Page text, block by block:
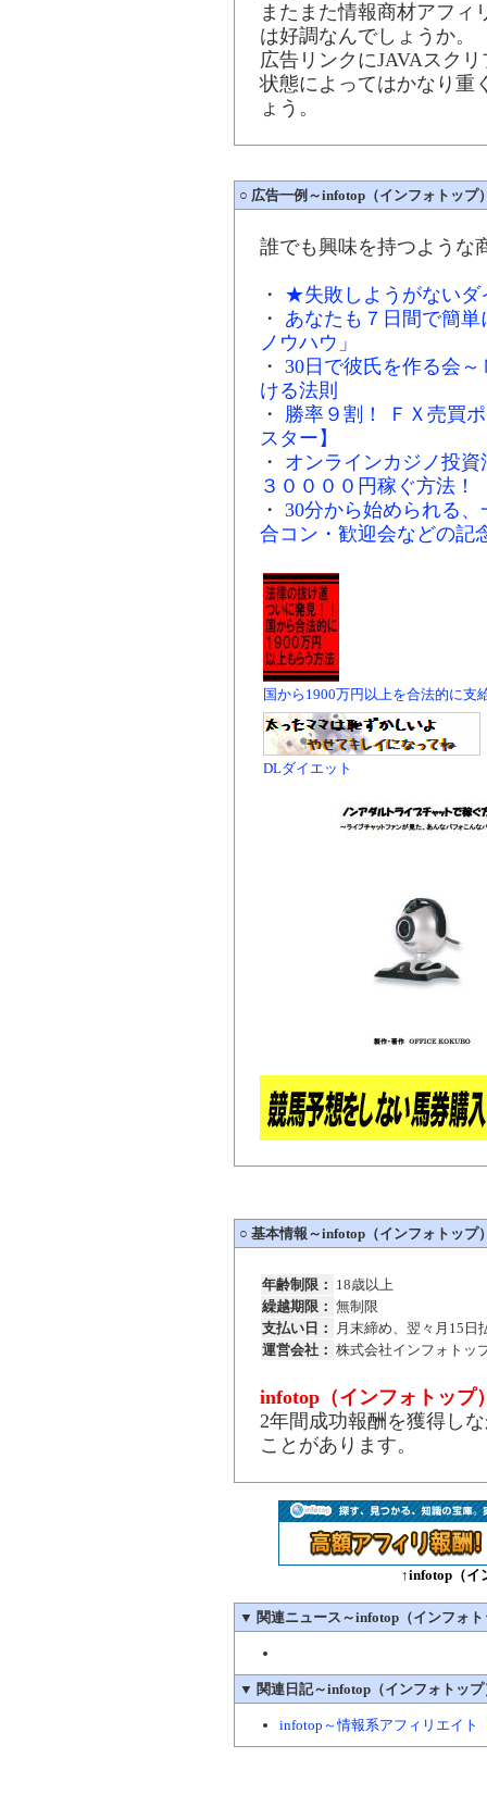
またまた情報商材アフィ
は好調なんでしょうか。
広告リンクにJAVAスク
状態によってはかなり重
ょう。
○ 広告一例～infotop（インフォトップ
誰でも興味を持つような
・ ★失敗しようがない
・ あなたも７日間で簡
ノウハウ」
・ 30日で彼氏を作る会
ける法則
・ 勝率９割！ ＦＸ売買
スター】
・ オンラインカジノ投
３００００円稼ぐ方法！
・ 30分から始められる
合コン・歓迎会などの記
国から1900万円以上を合法的に支
DLダイエット
○ 基本情報～infotop（インフォトップ
年齢制限： 18歳以上
繰越期限： 無制限
支払い日：
月末締め、翌々月15日
運営会社： 株式会社インフォトッ
infotop（インフォトップ
2年間成功報酬を獲得し
ことがあります。
↑infotop（イ
▼ 関連ニュース～infotop（インフォ
▼ 関連日記～infotop（インフォトップ
infotop～情報系アフィリエイト